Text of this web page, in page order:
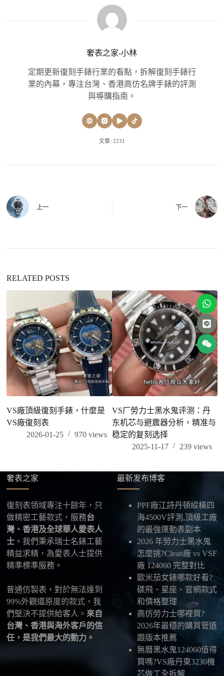
奢表之家-小林
定期更新復刻手錶行業的看點，拆解復刻手錶行
業的內幕，專注台灣、香港高仿名牌手錶的評測
與導購指南。
文章: 2231
上一 下一
RELATED POSTS
VS廠頂級復刻手錶，什麼是
VS廠復刻表
2026-01-25
970views
VS厂勞力士黑水鬼评测：丹
东机芯与避震器分析，精准与
稳定的复刻选择
2025-11-17
239 views
奢表之家
復刻表領域專注十餘年，只
做精密工藝款式，服務台
灣、香港及全球華人愛表人
士 。我們秉承瑞士名錶工藝
精益求精，為愛表人士提供
精準標準服務。
普通仿製表，對於無法達到
99%外觀還原度的款式，我
們堅決不提供給客人。 來自
台灣、香港與海外客戶的信
任，是我們最大的動力。
最新发布博客
PPF廠江詩丹頓縱橫四
海4500V評測,頂級工廠
的最強運動表副本
2026 年勞力士黑水鬼
怎麼挑?Clean廠 vs VSF
廠 124060 完整對比
歐米茄女錶哪款好看?
碟飛、星座、官網款式
和價格整理
高仿勞力士哪裡買?
2026年最穩的購買管道
跟版本推薦
無曆黑水鬼124060值得
買嗎?VS廠丹東3230機
芯做工全拆解